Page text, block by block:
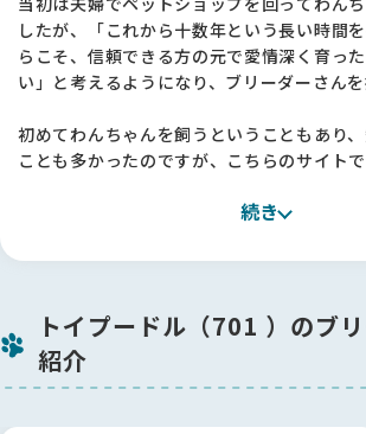
したが、「これから十数年という長い時間
らこそ、信頼できる方の元で愛情深く育っ
い」と考えるようになり、ブリーダーさんを
初めてわんちゃんを飼うということもあり
ことも多かったのですが、こちらのサイト
っかりと汲み取ってくださり、「江里川さ
今回はこちらの希望に沿って丁寧にご提案
感謝しております。
江里川ブリーダーに出会えて、心から良かっ
す！🐶
続き
トイプードル（701 ）のブ
紹介